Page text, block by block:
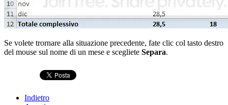
Se volete trornare alla situazione precedente, fate clic col tasto destro
del mouse sul nome di un mese e scegliete Separa.
Indietro